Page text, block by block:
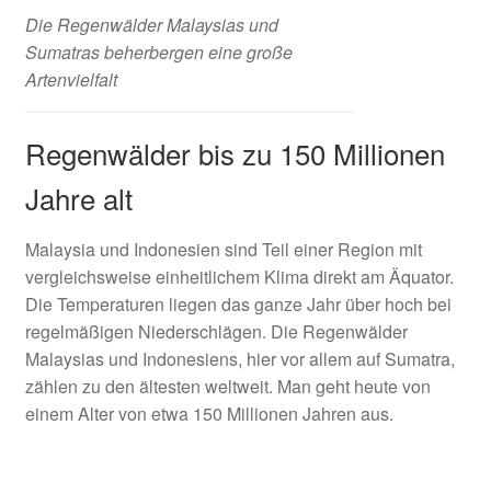
Die Regenwälder Malaysias und
Sumatras beherbergen eine große
Artenvielfalt
Regenwälder bis zu 150 Millionen
Jahre alt
Malaysia und Indonesien sind Teil einer Region mit
vergleichsweise einheitlichem Klima direkt am Äquator.
Die Temperaturen liegen das ganze Jahr über hoch bei
regelmäßigen Niederschlägen. Die Regenwälder
Malaysias und Indonesiens, hier vor allem auf Sumatra,
zählen zu den ältesten weltweit. Man geht heute von
einem Alter von etwa 150 Millionen Jahren aus.